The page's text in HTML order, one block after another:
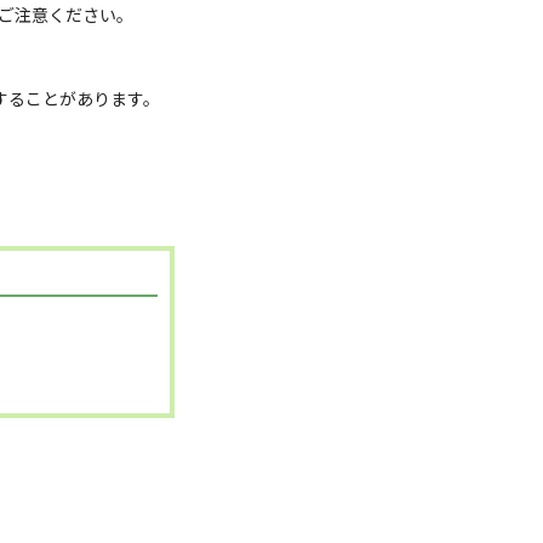
意ください。
ことがあります。